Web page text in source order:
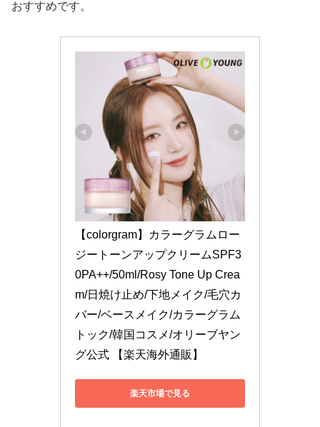
おすすめです。
【colorgram】カラーグラムロー
ジートーンアップクリームSPF3
0PA++/50ml/Rosy Tone Up Crea
m/日焼け止め/下地メイク/毛穴カ
バー/ベースメイク/カラーグラム
トック/韓国コスメ/オリーブヤン
グ公式 【楽天海外通販】
楽天市場で見る